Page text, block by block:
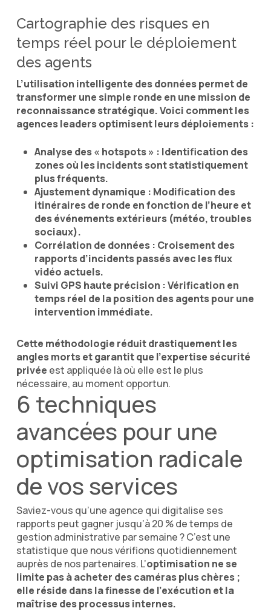
Cartographie des risques en
temps réel pour le déploiement
des agents
L’utilisation intelligente des données permet de
transformer une simple ronde en une mission de
reconnaissance stratégique. Voici comment les
agences leaders optimisent leurs déploiements :
Analyse des « hotspots » : Identification des
zones où les incidents sont statistiquement
plus fréquents.
Ajustement dynamique : Modification des
itinéraires de ronde en fonction de l’heure et
des événements extérieurs (météo, troubles
sociaux).
Corrélation de données : Croisement des
rapports d’incidents passés avec les flux
vidéo actuels.
Suivi GPS haute précision : Vérification en
temps réel de la position des agents pour une
intervention immédiate.
Cette méthodologie réduit drastiquement les
angles morts et garantit que l’expertise sécurité
privée est appliquée là où elle est le plus
nécessaire, au moment opportun.
6 techniques
avancées pour une
optimisation radicale
de vos services
Saviez-vous qu’une agence qui digitalise ses
rapports peut gagner jusqu’à 20 % de temps de
gestion administrative par semaine ? C’est une
statistique que nous vérifions quotidiennement
auprès de nos partenaires. L’optimisation ne se
limite pas à acheter des caméras plus chères ;
elle réside dans la finesse de l’exécution et la
maîtrise des processus internes.